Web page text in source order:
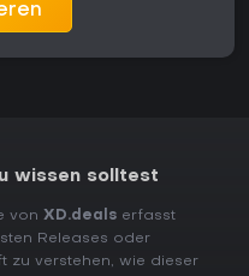
wissen solltest
von XD.deals erfasst
Releases oder
zu verstehen, wie dieser